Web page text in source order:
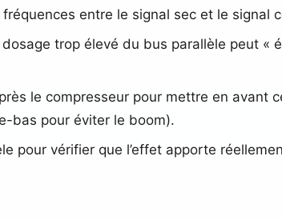
entre le signal sec et le signal
trop élevé du bus parallèle peut «
le compresseur pour mettre en avant
bas pour éviter le boom).
pour vérifier que l’effet apporte